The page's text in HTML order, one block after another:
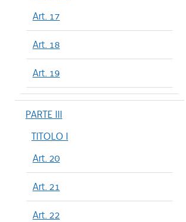
Art. 17
Art. 18
Art. 19
PARTE III
TITOLO I
Art. 20
Art. 21
Art. 22